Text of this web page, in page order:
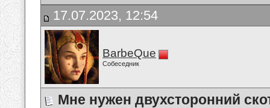
17.07.2023, 12:54
BarbeQue
Собеседник
Мне нужен двухсторонний